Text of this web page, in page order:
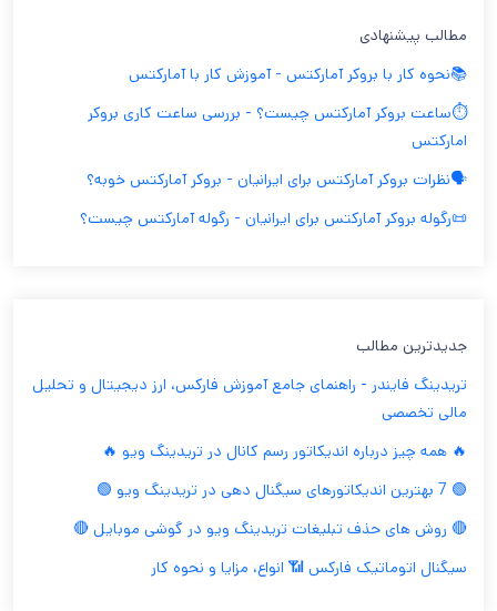
مطالب پیشنهادی
📚نحوه کار با بروکر آمارکتس - آموزش کار با آمارکتس
⏱️ساعت بروکر آمارکتس چیست؟ - بررسی ساعت کاری بروکر
امارکتس
🗣️نظرات بروکر آمارکتس برای ایرانیان - بروکر آمارکتس خوبه؟
📜رگوله بروکر آمارکتس برای ایرانیان - رگوله آمارکتس چیست؟
جدیدترین مطالب
تریدینگ فایندر - راهنمای جامع آموزش فارکس، ارز دیجیتال و تحلیل
مالی تخصصی
🔥 همه چیز درباره اندیکاتور رسم کانال در تریدینگ ویو 🔥
🟢 7 بهترین اندیکاتورهای سیگنال دهی در تریدینگ ویو 🟢
🔴 روش های حذف تبلیغات تریدینگ ویو در گوشی موبایل 🔴
سیگنال اتوماتیک فارکس 📶 انواع، مزایا و نحوه کار